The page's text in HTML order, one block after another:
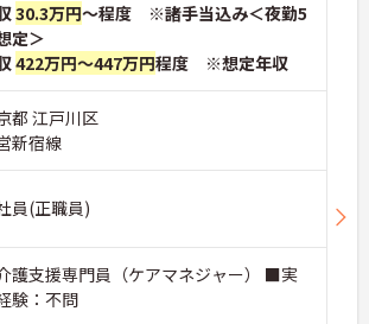
30.3万円～程度 ※諸手当込み＜夜勤5
定＞
422万円～447万円程度 ※想定年収
都 江戸川区
新宿線
員(正職員)
護支援専門員（ケアマネジャー） ■実
験：不問